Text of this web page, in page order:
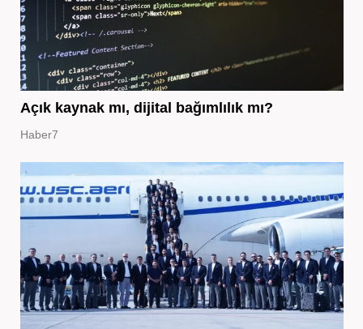
Açık kaynak mı, dijital bağımlılık mı?
Haber7